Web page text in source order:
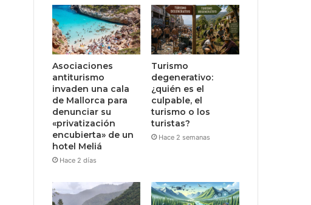
Asociaciones
antiturismo
invaden una cala
de Mallorca para
denunciar su
«privatización
encubierta» de un
hotel Meliá
Hace 2 días
Turismo
degenerativo:
¿quién es el
culpable, el
turismo o los
turistas?
Hace 2 semanas